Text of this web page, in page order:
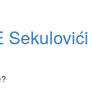
Sekulovići